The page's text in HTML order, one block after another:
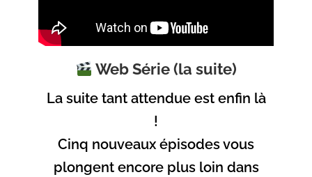
les troubles de l’érection. Ils
agissent en améliorant la
circulation sanguine et
peuvent aider à obtenir et à
maintenir une érection
lorsqu’il y a stimulation
Web Série (la suite)
La suite tant attendue est enfin là
!
Cinq nouveaux épisodes vous
plongent encore plus loin dans